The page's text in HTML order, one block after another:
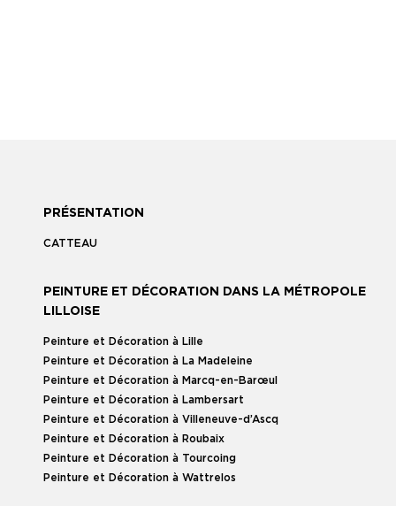
PRÉSENTATION
CATTEAU
PEINTURE ET DÉCORATION DANS LA MÉTROPOLE
LILLOISE
Peinture et Décoration à Lille
Peinture et Décoration à La Madeleine
Peinture et Décoration à Marcq-en-Barœul
Peinture et Décoration à Lambersart
Peinture et Décoration à Villeneuve-d’Ascq
Peinture et Décoration à Roubaix
Peinture et Décoration à Tourcoing
Peinture et Décoration à Wattrelos